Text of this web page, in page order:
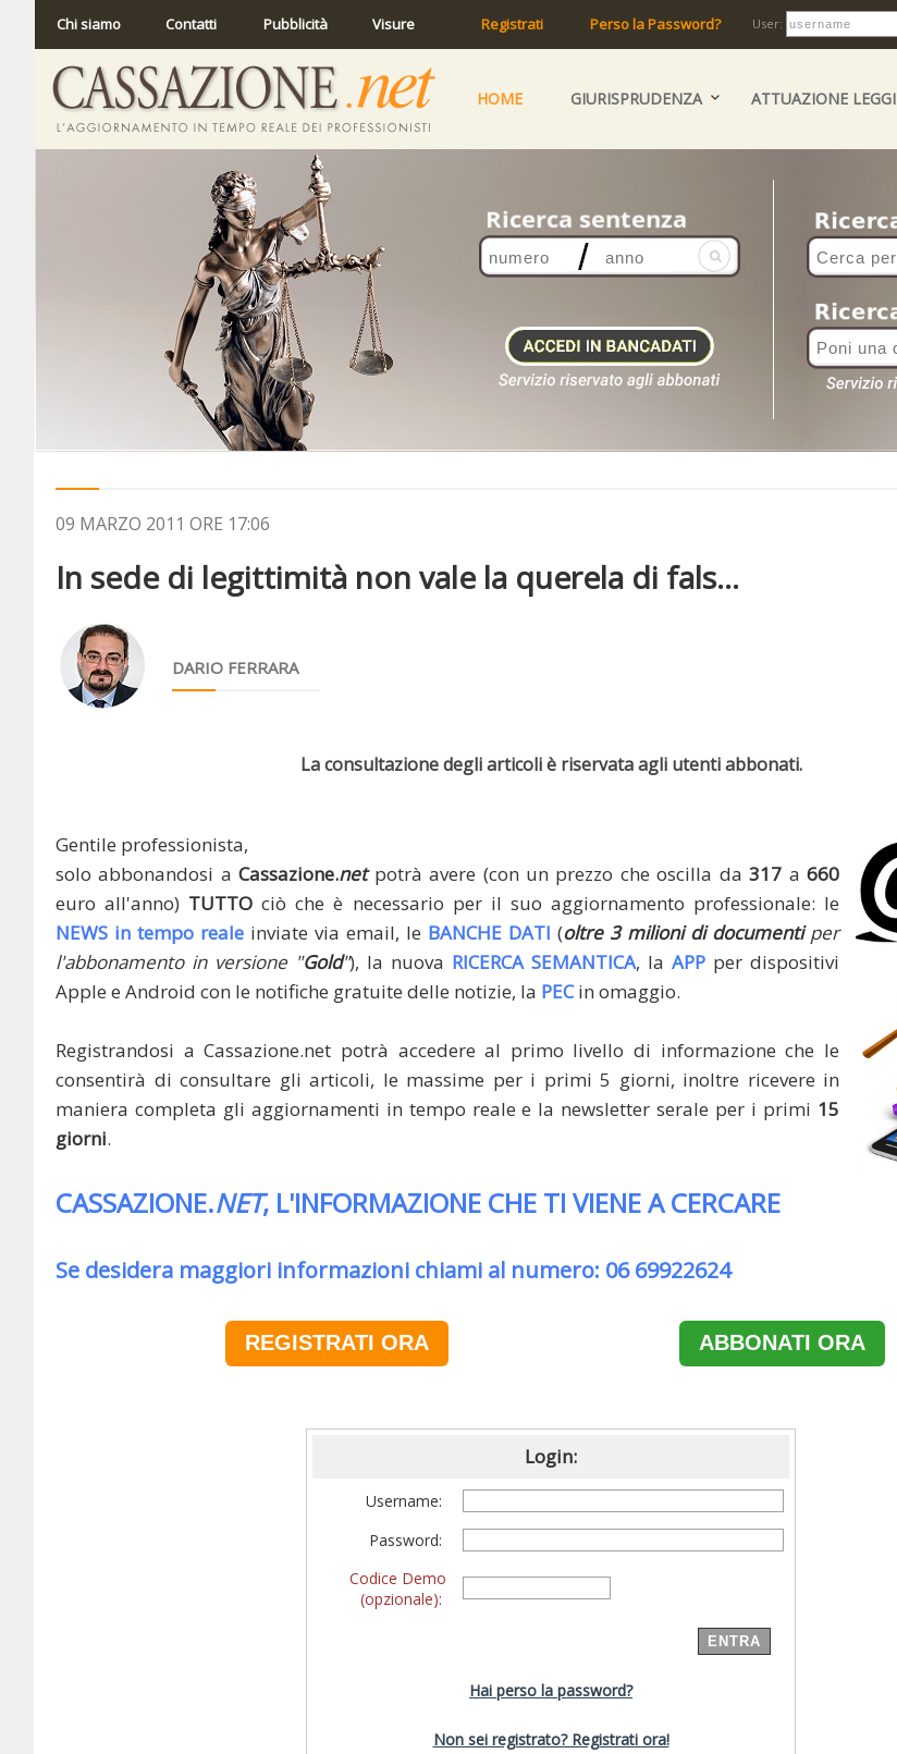
Chi siamo Contatti Pubblicità Visure Registrati Perso la Password? User:
HOME GIURISPRUDENZA ATTUAZIONE LEGGI
09 MARZO 2011 ORE 17:06
In sede di legittimità non vale la querela di fals...
DARIO FERRARA
La consultazione degli articoli è riservata agli utenti abbonati.
Gentile professionista,
solo abbonandosi aCassazione.netpotrà avere (con un prezzo che oscilla da317 a660
euro all'anno) TUTTO ciò che è necessario per il suo aggiornamento professionale: le
NEWS in tempo reale inviate via email, le BANCHE DATI (oltre 3 milioni di documentiper
l'abbonamento in versione "Gold"), la nuova RICERCA SEMANTICA, la APP per dispositivi
Apple e Android con le notifiche gratuite delle notizie, la PECin omaggio.
Registrandosi a Cassazione.net potrà accedere al primo livello di informazione che le
consentirà di consultare gli articoli, le massime per i primi 5 giorni, inoltre ricevere in
maniera completa gli aggiornamenti in tempo reale e la newsletter serale per i primi 15
giorni.
CASSAZIONE.NET, L'INFORMAZIONE CHE TI VIENE A CERCARE
Se desidera maggiori informazioni chiami al numero: 06 69922624
REGISTRATI ORA ABBONATI ORA
Login:
Username:
Password:
Codice Demo
(opzionale):
Hai perso la password?
Non sei registrato? Registrati ora!